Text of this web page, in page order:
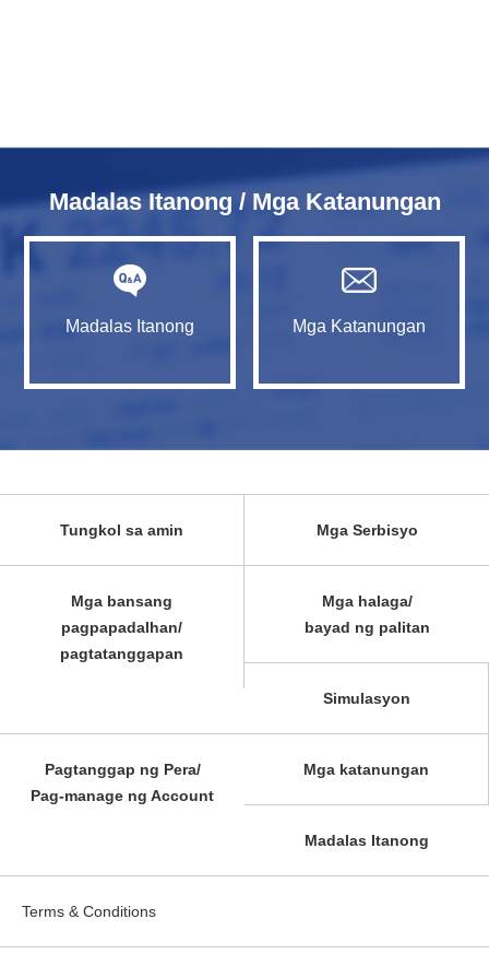
Madalas Itanong / Mga Katanungan
Madalas Itanong Mga Katanungan
Tungkol sa amin Mga Serbisyo
Mga bansang
pagpapadalhan/
pagtatanggapan
Mga halaga/
bayad ng palitan
Simulasyon
Pagtanggap ng Pera/
Pag-manage ng Account
Mga katanungan
Madalas Itanong
Terms & Conditions